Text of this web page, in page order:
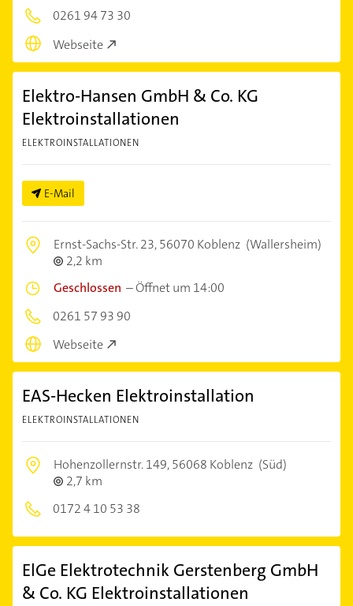
0261 94 73 30
Webseite
Elektro-Hansen GmbH & Co. KG
Elektroinstallationen
ELEKTROINSTALLATIONEN
E-Mail
Ernst-Sachs-Str. 23,56070 Koblenz (Wallersheim)
2,2 km
Geschlossen –Öffnet um 14:00
0261 57 93 90
Webseite
EAS-Hecken Elektroinstallation
ELEKTROINSTALLATIONEN
Hohenzollernstr. 149,56068 Koblenz (Süd)
2,7 km
0172 4 10 53 38
ElGe Elektrotechnik Gerstenberg GmbH
& Co. KG Elektroinstallationen